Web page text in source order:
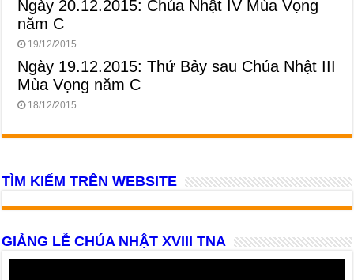
Ngày 20.12.2015: Chúa Nhật IV Mùa Vọng
năm C
19/12/2015
Ngày 19.12.2015: Thứ Bảy sau Chúa Nhật III
Mùa Vọng năm C
18/12/2015
TÌM KIẾM TRÊN WEBSITE
GIẢNG LỄ CHÚA NHẬT XVIII TNA